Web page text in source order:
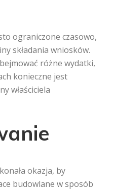
ograniczone czasowo,
składania wniosków.
różne wydatki,
konieczne jest
właściciela
okazja, by
budowlane w sposób